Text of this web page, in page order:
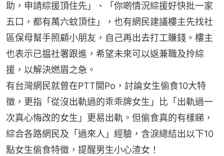
助，申請綜援頂住先」、「你啲情況綜援好快批一家
五口，都有萬六蚊頂住」，也有網民建議樓主先找社
區保母幫手照顧小朋友，自己再出去打工賺錢。樓主
也表示已揾社署跟進，希望未來可以返兼職及拎綜
援，以解決燃眉之急。
有台灣網民就曾在PTT開Po，討論女生偷食10大特
徵，更指「從沒出軌過的乖乖牌女生」比「出軌過一
次真心悔改的女生」更易出軌。但偷食真的有樣睇，
綜合各路網民及「過來人」經驗，含淚總結出以下10
點女生偷食特徵，提醒男生小心渣女！